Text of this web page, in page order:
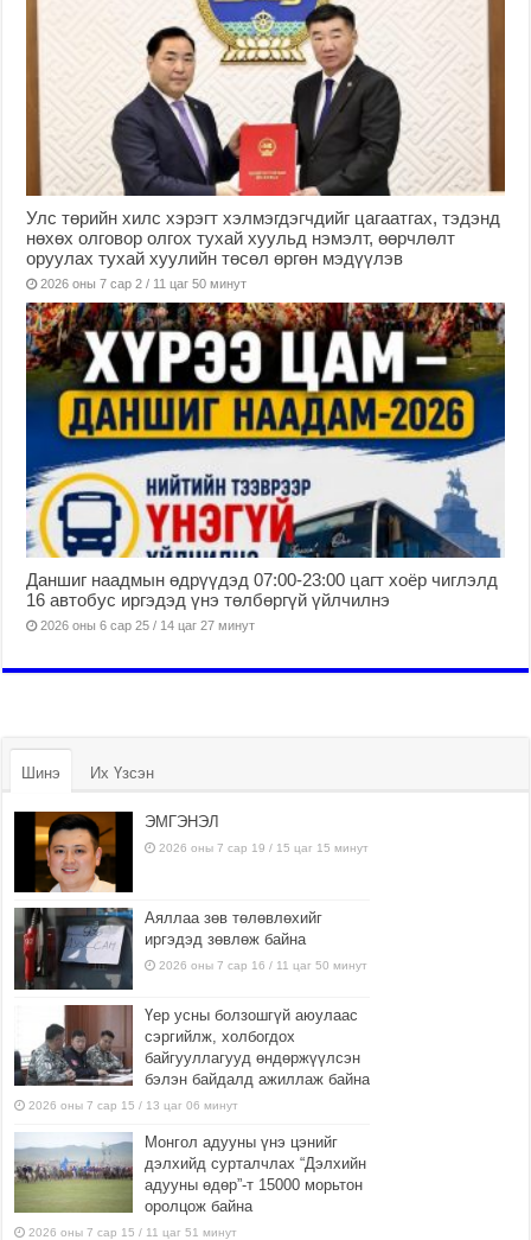
Улс төрийн хилс хэрэгт хэлмэгдэгчдийг цагаатгах, тэдэнд
нөхөх олговор олгох тухай хуульд нэмэлт, өөрчлөлт
оруулах тухай хуулийн төсөл өргөн мэдүүлэв
2026 оны 7 сар 2 / 11 цаг 50 минут
Даншиг наадмын өдрүүдэд 07:00-23:00 цагт хоёр чиглэлд
16 автобус иргэдэд үнэ төлбөргүй үйлчилнэ
2026 оны 6 сар 25 / 14 цаг 27 минут
Шинэ Их Үзсэн
ЭМГЭНЭЛ
2026 оны 7 сар 19 / 15 цаг 15 минут
Аяллаа зөв төлөвлөхийг
иргэдэд зөвлөж байна
2026 оны 7 сар 16 / 11 цаг 50 минут
Үер усны болзошгүй аюулаас
сэргийлж, холбогдох
байгууллагууд өндөржүүлсэн
бэлэн байдалд ажиллаж байна
2026 оны 7 сар 15 / 13 цаг 06 минут
Монгол адууны үнэ цэнийг
дэлхийд сурталчлах “Дэлхийн
адууны өдөр”-т 15000 морьтон
оролцож байна
2026 оны 7 сар 15 / 11 цаг 51 минут